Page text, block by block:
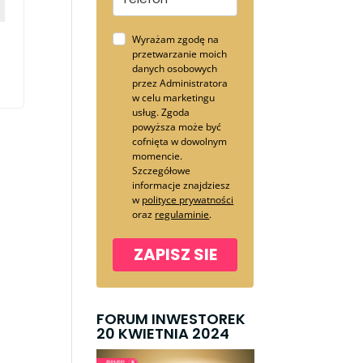
Wyrażam zgodę na
przetwarzanie moich
danych osobowych
przez Administratora
w celu marketingu
usług. Zgoda
powyższa może być
cofnięta w dowolnym
momencie.
Szczegółowe
informacje znajdziesz
w polityce prywatności
oraz regulaminie.
ZAPISZ SIE
FORUM INWESTOREK
20 KWIETNIA 2024